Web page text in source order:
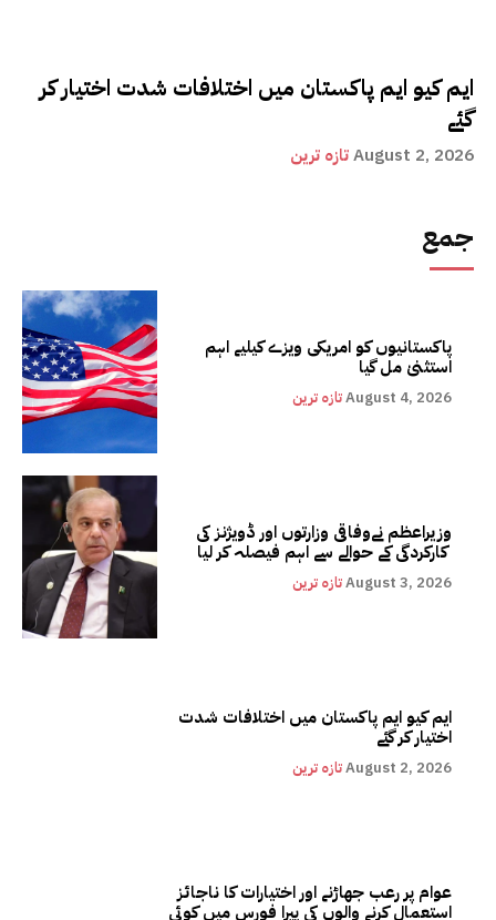
ایم کیو ایم پاکستان میں اختلافات شدت اختیار کر
گئے
تازہ ترینAugust 2, 2026
جمع
پاکستانیوں کو امریکی ویزے کیلیے اہم
استثنیٰ مل گیا
تازہ ترینAugust 4, 2026
وزیراعظم نےوفاقی وزارتوں اور ڈویژنز کی
کارکردگی کے حوالے سے اہم فیصلہ کر لیا
تازہ ترینAugust 3, 2026
ایم کیو ایم پاکستان میں اختلافات شدت
اختیار کر گئے
تازہ ترینAugust 2, 2026
عوام پر رعب جھاڑنے اور اختیارات کا ناجائز
استعمال کرنے والوں کی پیرا فورس میں کوئی